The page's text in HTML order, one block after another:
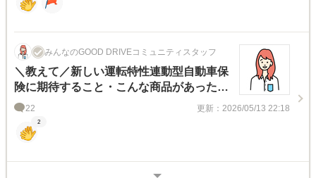
みんなのGOOD DRIVEコミュニティスタッフ
＼教えて／新しい運転特性連動型自動車保
険に期待すること・こんな商品があったら
いいな
22 更新：2026/05/13 22:18
2